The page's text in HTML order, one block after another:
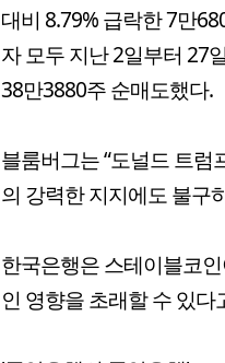
대비 8.79% 급락한 7만
자 모두 지난 2일부터 27
38만3880주 순매도했다.
블룸버그는 “도널드 트
의 강력한 지지에도 불구
한국은행은 스테이블코
인 영향을 초래할 수 있다